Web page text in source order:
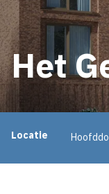
Het
Locatie